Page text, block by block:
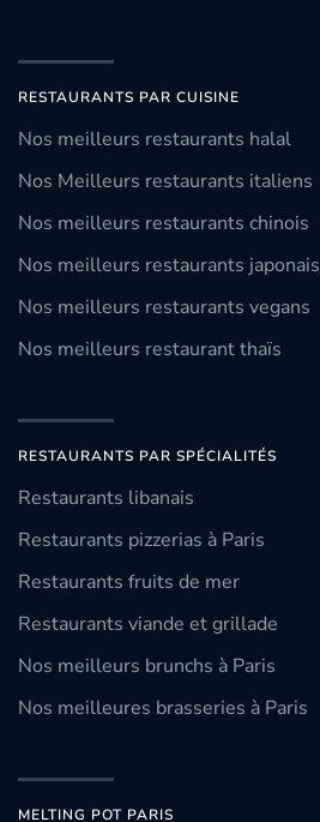
RESTAURANTS PAR CUISINE
Nos meilleurs restaurants halal
Nos Meilleurs restaurants italiens
Nos meilleurs restaurants chinois
Nos meilleurs restaurants japonais
Nos meilleurs restaurants vegans
Nos meilleurs restaurant thaïs
RESTAURANTS PAR SPÉCIALITÉS
Restaurants libanais
Restaurants pizzerias à Paris
Restaurants fruits de mer
Restaurants viande et grillade
Nos meilleurs brunchs à Paris
Nos meilleures brasseries à Paris
MELTING POT PARIS